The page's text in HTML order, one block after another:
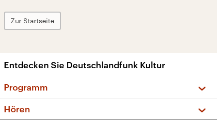
Zur Startseite
Entdecken Sie Deutschlandfunk Kultur
Programm
Hören